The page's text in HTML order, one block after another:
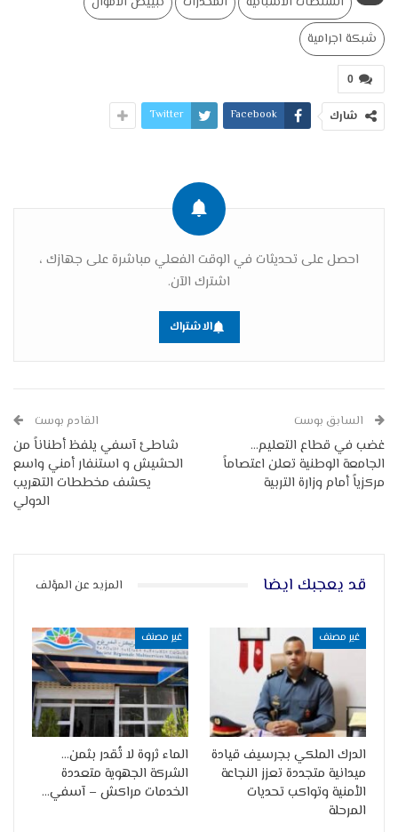
شبكة اجرامية
0
شارك Facebook
Twitter
احصل على تحديثات في الوقت الفعلي مباشرة على جهازك ،
اشترك الآن.
الاشتراك
السابق بوست
غضب في قطاع التعليم…
الجامعة الوطنية تعلن اعتصاماً
مركزياً أمام وزارة التربية
القادم بوست
شاطئ آسفي يلفظ أطناناً من
الحشيش و استنفار أمني واسع
يكشف مخططات التهريب
الدولي
قد يعجبك ايضا المزيد عن المؤلف
غير مصنف
الدرك الملكي بجرسيف قيادة
ميدانية متجددة تعزز النجاعة
الأمنية وتواكب تحديات
المرحلة
غير مصنف
الماء ثروة لا تُقدر بثمن…
الشركة الجهوية متعددة
الخدمات مراكش – آسفي…